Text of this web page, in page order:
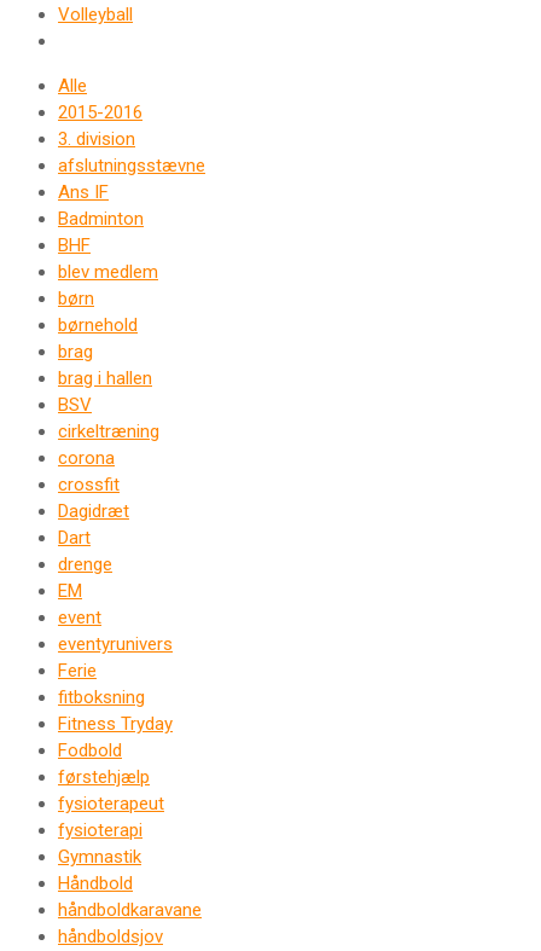
Volleyball
Alle
2015-2016
3. division
afslutningsstævne
Ans IF
Badminton
BHF
blev medlem
børn
børnehold
brag
brag i hallen
BSV
cirkeltræning
corona
crossfit
Dagidræt
Dart
drenge
EM
event
eventyrunivers
Ferie
fitboksning
Fitness Tryday
Fodbold
førstehjælp
fysioterapeut
fysioterapi
Gymnastik
Håndbold
håndboldkaravane
håndboldsjov